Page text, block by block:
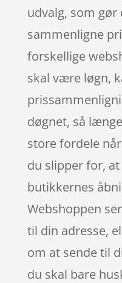
udvalg, som gør
sammenligne
forskellige
skal være løgn,
døgnet, så
store fordele
du slipper for,
butikkernes
Webshoppen
til din adresse,
om at sende til
du skal bare